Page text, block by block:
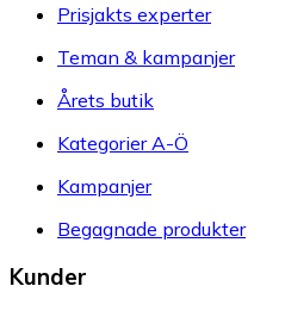
Prisjakts experter
Teman & kampanjer
Årets butik
Kategorier A-Ö
Kampanjer
Begagnade produkter
Kunder